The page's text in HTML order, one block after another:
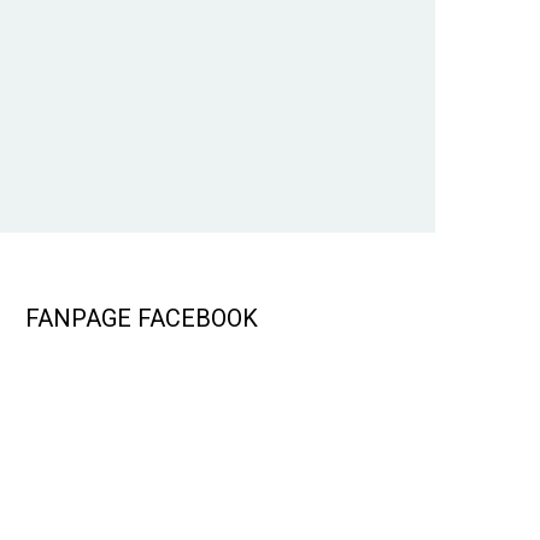
FANPAGE FACEBOOK